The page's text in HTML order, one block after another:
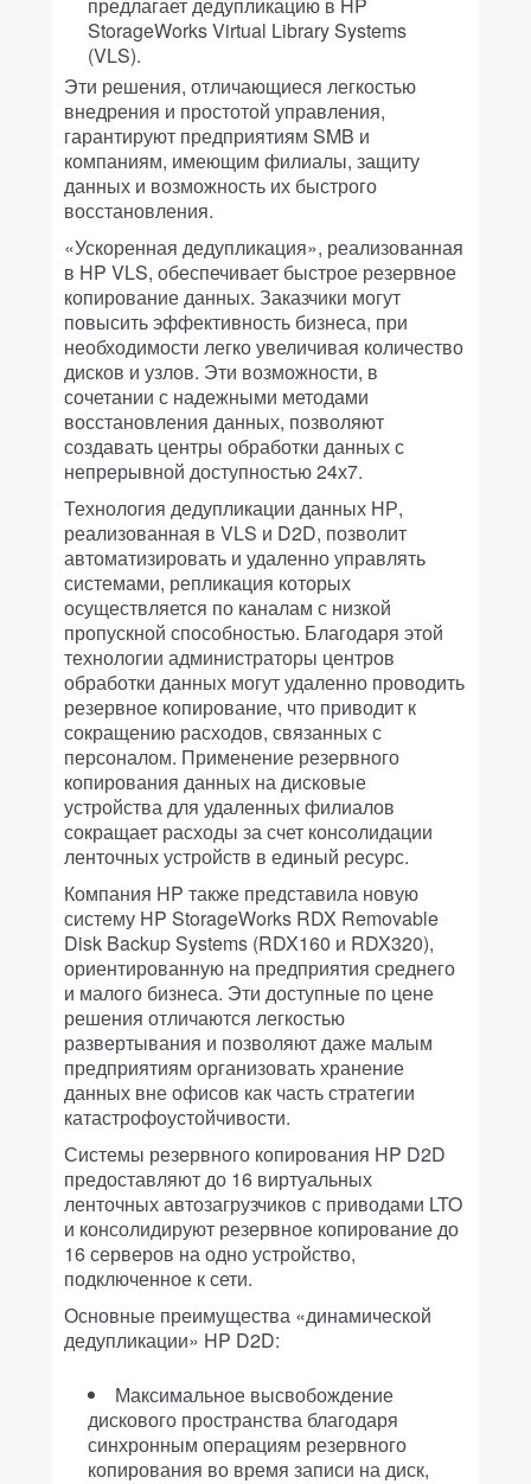
StorageWorks Virtual Library Systems
(VLS).
Эти решения, отличающиеся легкостью
внедрения и простотой управления,
гарантируют предприятиям SMB и
компаниям, имеющим филиалы, защиту
данных и возможность их быстрого
восстановления.
«Ускоренная дедупликация», реализованная
в HP VLS, обеспечивает быстрое резервное
копирование данных. Заказчики могут
повысить эффективность бизнеса, при
необходимости легко увеличивая количество
дисков и узлов. Эти возможности, в
сочетании с надежными методами
восстановления данных, позволяют
создавать центры обработки данных с
непрерывной доступностью 24х7.
Технология дедупликации данных НР,
реализованная в VLS и D2D, позволит
автоматизировать и удаленно управлять
системами, репликация которых
осуществляется по каналам с низкой
пропускной способностью. Благодаря этой
технологии администраторы центров
обработки данных могут удаленно проводить
резервное копирование, что приводит к
сокращению расходов, связанных с
персоналом. Применение резервного
копирования данных на дисковые
устройства для удаленных филиалов
сокращает расходы за счет консолидации
ленточных устройств в единый ресурс.
Компания HP также представила новую
систему HP StorageWorks RDX Removable
Disk Backup Systems (RDX160 и RDX320),
ориентированную на предприятия среднего
и малого бизнеса. Эти доступные по цене
решения отличаются легкостью
развертывания и позволяют даже малым
предприятиям организовать хранение
данных вне офисов как часть стратегии
катастрофоустойчивости.
Системы резервного копирования HP D2D
предоставляют до 16 виртуальных
ленточных автозагрузчиков с приводами LTO
и консолидируют резервное копирование до
16 серверов на одно устройство,
подключенное к сети.
Основные преимущества «динамической
дедупликации» HP D2D:
Максимальное высвобождение
дискового пространства благодаря
синхронным операциям резервного
копирования во время записи на диск,